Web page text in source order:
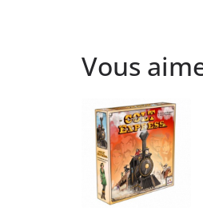
Vous